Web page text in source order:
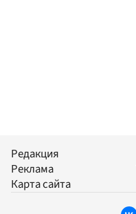
Редакция
Реклама
Карта сайта